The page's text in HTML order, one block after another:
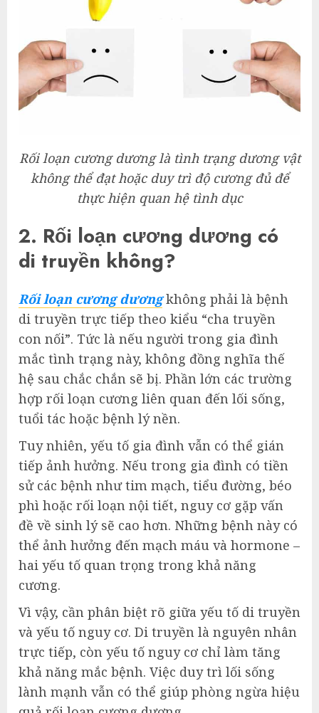
Rối loạn cương dương là tình trạng dương vật
không thể đạt hoặc duy trì độ cương đủ để
thực hiện quan hệ tình dục
2. Rối loạn cương dương có
di truyền không?
Rối loạn cương dươngkhông phải là bệnh
di truyền trực tiếp theo kiểu “cha truyền
con nối”. Tức là nếu người trong gia đình
mắc tình trạng này, không đồng nghĩa thế
hệ sau chắc chắn sẽ bị. Phần lớn các trường
hợp rối loạn cương liên quan đến lối sống,
tuổi tác hoặc bệnh lý nền.
Tuy nhiên, yếu tố gia đình vẫn có thể gián
tiếp ảnh hưởng. Nếu trong gia đình có tiền
sử các bệnh như tim mạch, tiểu đường, béo
phì hoặc rối loạn nội tiết, nguy cơ gặp vấn
đề về sinh lý sẽ cao hơn. Những bệnh này có
thể ảnh hưởng đến mạch máu và hormone –
hai yếu tố quan trọng trong khả năng
cương.
Vì vậy, cần phân biệt rõ giữa yếu tố di truyền
và yếu tố nguy cơ. Di truyền là nguyên nhân
trực tiếp, còn yếu tố nguy cơ chỉ làm tăng
khả năng mắc bệnh. Việc duy trì lối sống
lành mạnh vẫn có thể giúp phòng ngừa hiệu